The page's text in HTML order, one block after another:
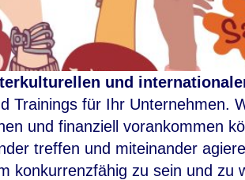
und
Trainings für Ihr Unternehmen.
und finanziell vorankommen
treffen und miteinander
konkurrenzfähig zu sein und zu